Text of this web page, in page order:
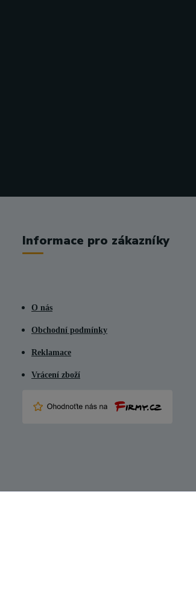
Informace pro zákazníky
O nás
Obchodní podmínky
Reklamace
Vrácení zboží